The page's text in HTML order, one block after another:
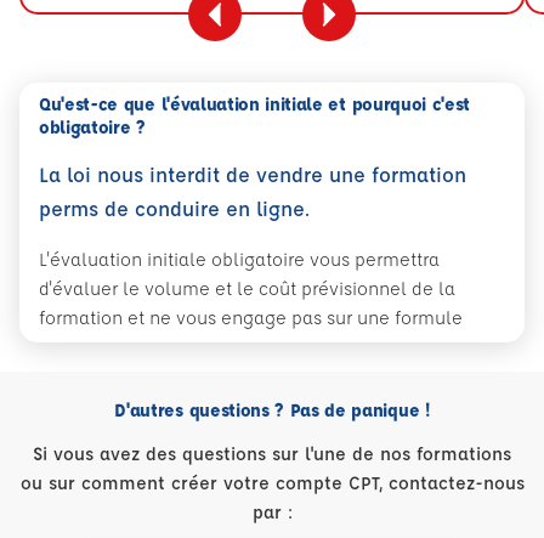
Qu'est-ce que l'évaluation initiale et pourquoi c'est
obligatoire ?
La loi nous interdit de vendre une formation
perms de conduire en ligne.
L'évaluation initiale obligatoire vous permettra
d'évaluer le volume et le coût prévisionnel de la
formation et ne vous engage pas sur une formule
D'autres questions ? Pas de panique !
Si vous avez des questions sur l'une de nos formations
ou sur comment créer votre compte CPT, contactez-nous
par :